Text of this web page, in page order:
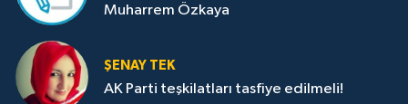
Muharrem Özkaya
ŞENAY TEK
AK Parti teşkilatları tasfiye edilmeli!